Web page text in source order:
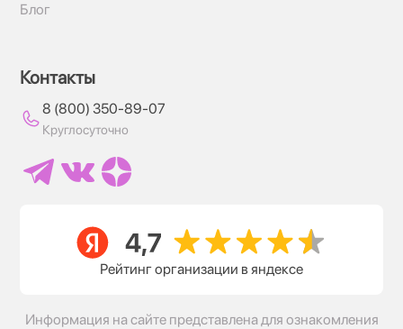
Блог
Контакты
8 (800) 350-89-07
Круглосуточно
Рейтинг организации в яндексе
Информация на сайте представлена для ознакомления